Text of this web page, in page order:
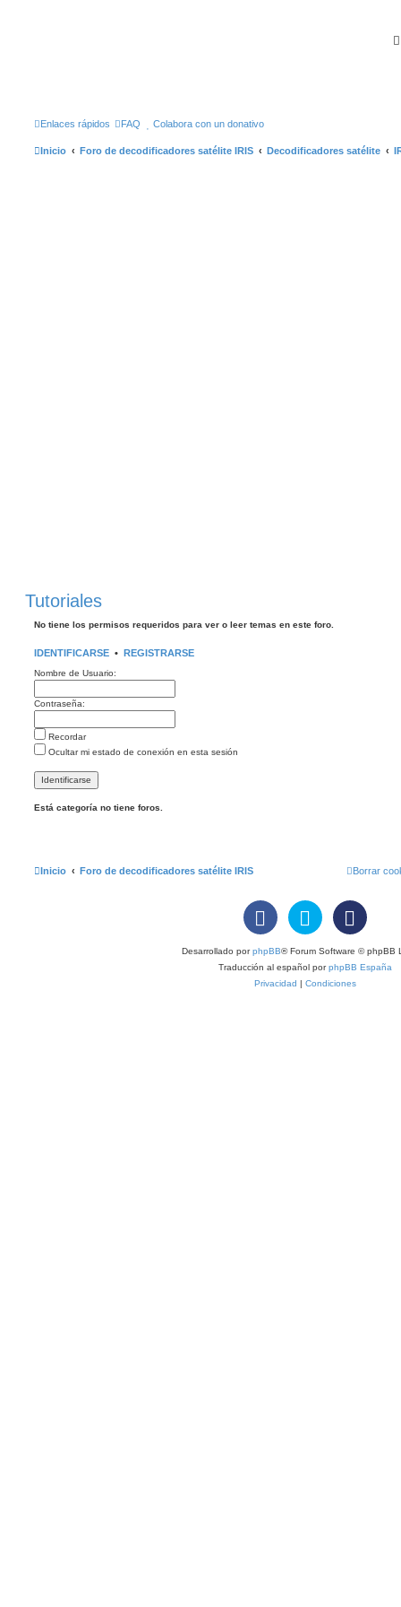
Enlaces rápidos FAQ Colabora con un donativo
Inicio Foro de decodificadores satélite IRIS Decodificadores satélite
Tutoriales
No tiene los permisos requeridos para ver o leer temas en este foro.
IDENTIFICARSE • REGISTRARSE
Nombre de Usuario:
Contraseña:
Recordar
Ocultar mi estado de conexión en esta sesión
Está categoría no tiene foros.
Inicio Foro de decodificadores satélite IRIS Borrar
Desarrollado porphpBB® Forum Software © phpBB
Traducción al español porphpBB España
Privacidad | Condiciones